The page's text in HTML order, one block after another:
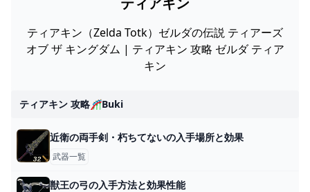
ティアキン（Zelda Totk）ゼルダの伝説 ティアーズ
オブ ザ キングダム | ティアキン 攻略 ゼルダ ティア
キン
ティアキン 攻略🎢buki
近衛の両手剣・朽ちてないの入手場所と効果
武器一覧
獣王の弓の入手方法と効果性能